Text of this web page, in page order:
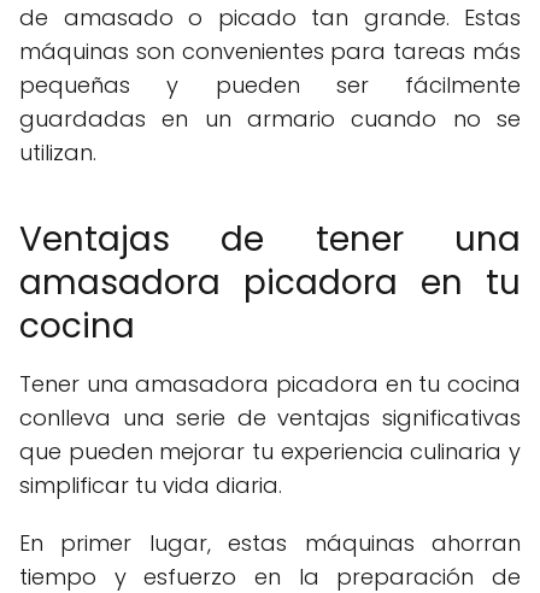
de amasado o picado tan grande. Estas
máquinas son convenientes para tareas más
pequeñas y pueden ser fácilmente
guardadas en un armario cuando no se
utilizan.
Ventajas de tener una
amasadora picadora en tu
cocina
Tener una amasadora picadora en tu cocina
conlleva una serie de ventajas significativas
que pueden mejorar tu experiencia culinaria y
simplificar tu vida diaria.
En primer lugar, estas máquinas ahorran
tiempo y esfuerzo en la preparación de